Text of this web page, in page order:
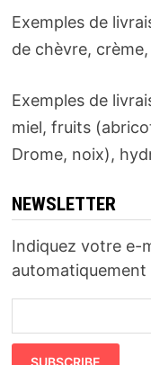
Exemples de
de chèvre,
Exemples de
miel, fruits
Drome, noix),
NEWSLETTER
Indiquez votre e-
automatiquement